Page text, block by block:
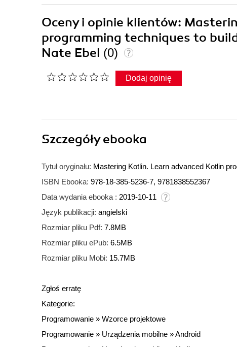
Oceny i opinie klientów:
programming techniques to
Nate Ebel (0)
Dodaj opinię
Szczegółyebooka
Tytuł oryginału: Mastering Kotlin. Learn advanced Kotlin
ISBN Ebooka: 978-18-385-5236-7, 9781838552367
Data wydania ebooka : 2019-10-11
Język publikacji: angielski
Rozmiar pliku Pdf: 7.8MB
Rozmiar pliku ePub: 6.5MB
Rozmiar pliku Mobi: 15.7MB
Zgłoś erratę
Kategorie:
Programowanie » Wzorce projektowe
Programowanie » Urządzenia mobilne »Android